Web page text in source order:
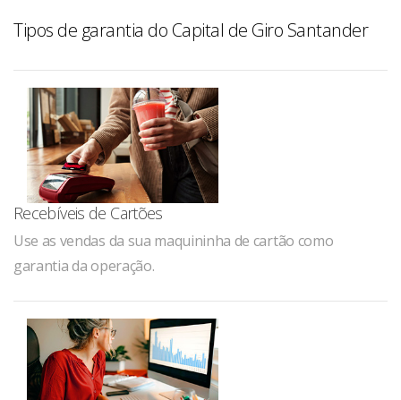
Tipos de garantia do Capital de Giro Santander
Recebíveis de Cartões
Use as vendas da sua maquininha de cartão como
garantia da operação.